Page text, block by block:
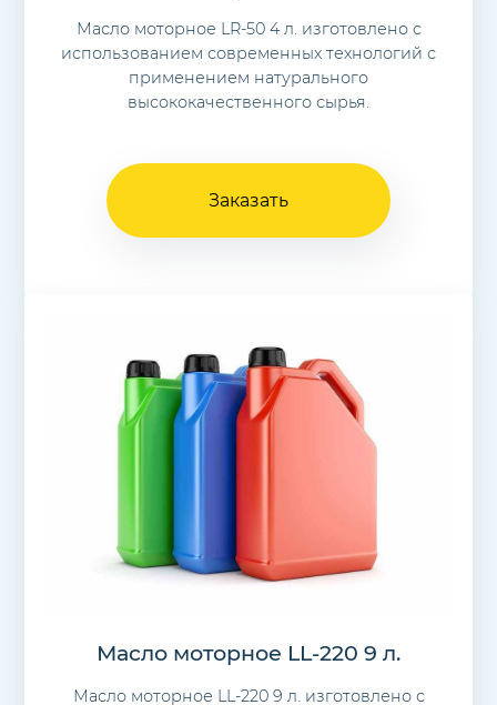
Масло моторное LR-50 4 л. изготовлено с
использованием современных технологий с
применением натурального
высококачественного сырья.
Заказать
Масло моторное LL-220 9 л.
Масло моторное LL-220 9 л. изготовлено с